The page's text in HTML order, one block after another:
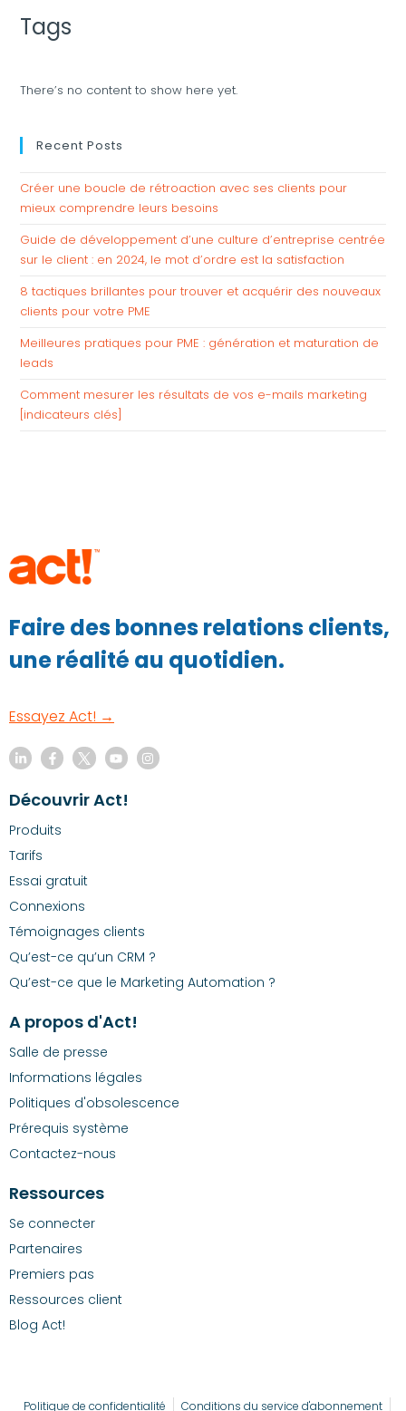
Tags
There’s no content to show here yet.
Recent Posts
Créer une boucle de rétroaction avec ses clients pour
mieux comprendre leurs besoins
Guide de développement d’une culture d’entreprise centrée
sur le client : en 2024, le mot d’ordre est la satisfaction
8 tactiques brillantes pour trouver et acquérir des nouveaux
clients pour votre PME
Meilleures pratiques pour PME : génération et maturation de
leads
Comment mesurer les résultats de vos e-mails marketing
[indicateurs clés]
Faire des bonnes relations clients,
une réalité au quotidien.
Essayez Act! →
Découvrir Act!
Produits
Tarifs
Essai gratuit
Connexions
Témoignages clients
Qu’est-ce qu’un CRM ?
Qu’est-ce que le Marketing Automation ?
A propos d'Act!
Salle de presse
Informations légales
Politiques d'obsolescence
Prérequis système
Contactez-nous
Ressources
Se connecter
Partenaires
Premiers pas
Ressources client
Blog Act!
Politique de confidentialité Conditions du service d'abonnement